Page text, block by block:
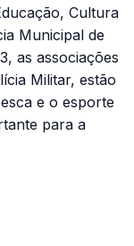
Cultura
Municipal de
as associações
Militar, estão
e o esporte
para a